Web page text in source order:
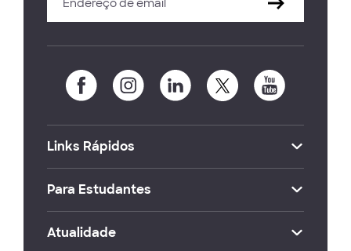
Links Rápidos
Para Estudantes
Atualidade